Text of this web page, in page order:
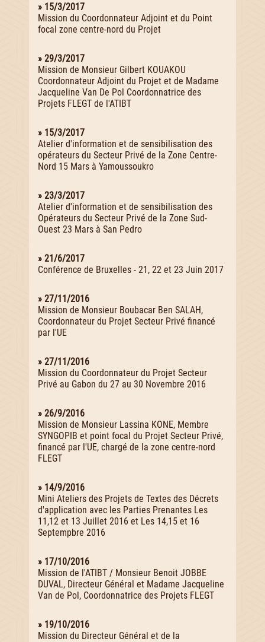
» 15/3/2017
Mission du Coordonnateur Adjoint et du Point
focal zone centre-nord du Projet
» 29/3/2017
Mission de Monsieur Gilbert KOUAKOU
Coordonnateur Adjoint du Projet et de Madame
Jacqueline Van De Pol Coordonnatrice des
Projets FLEGT de l'ATIBT
» 15/3/2017
Atelier d'information et de sensibilisation des
opérateurs du Secteur Privé de la Zone Centre-
Nord 15 Mars à Yamoussoukro
» 23/3/2017
Atelier d'information et de sensibilisation des
Opérateurs du Secteur Privé de la Zone Sud-
Ouest 23 Mars à San Pedro
» 21/6/2017
Conférence de Bruxelles - 21, 22 et 23 Juin 2017
» 27/11/2016
Mission de Monsieur Boubacar Ben SALAH,
Coordonnateur du Projet Secteur Privé financé
par l'UE
» 27/11/2016
Mission du Coordonnateur du Projet Secteur
Privé au Gabon du 27 au 30 Novembre 2016
» 26/9/2016
Mission de Monsieur Lassina KONE, Membre
SYNGOPIB et point focal du Projet Secteur Privé,
financé par l'UE, chargé de la zone centre-nord
FLEGT
» 14/9/2016
Mini Ateliers des Projets de Textes des Décrets
d'application avec les Parties Prenantes Les
11,12 et 13 Juillet 2016 et Les 14,15 et 16
Septempbre 2016
» 17/10/2016
Mission de l'ATIBT / Monsieur Benoit JOBBE
DUVAL, Directeur Général et Madame Jacqueline
Van de Pol, Coordonnatrice des Projets FLEGT
» 19/10/2016
Mission du Directeur Général et de la